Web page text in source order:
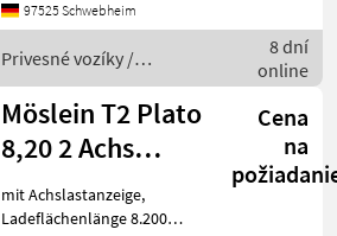
Holz Boden, 14 Zurrösen im
97525 Schwebheim
Privesné vozíky /
Möslein
8 dní
online
Möslein T2 Plato
8,20 2 Achs
Tieflader mit
gerader Ladef
Cena
na
mit Achslastanzeige,
Ladeflächenlänge 8.200